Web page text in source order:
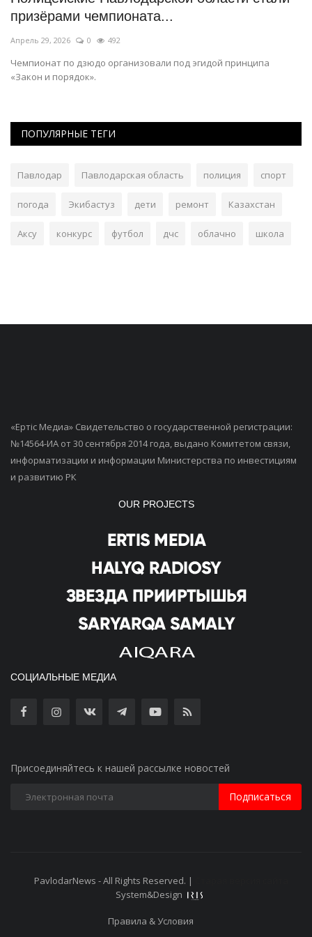
призёрами чемпионата...
Апрель 29, 2026 0 492
Чемпионат по дзюдо организовали под эгидой принципа
«Закон и порядок».
ПОПУЛЯРНЫЕ ТЕГИ
Павлодар Павлодарская область полиция спорт
погода Экибастуз дети ремонт Казахстан
Аксу конкурс футбол дчс облачно школа
«Ертiс Медиа» Свидетельство о государственной регистрации:
№14564-ИА от 30 сентября 2014 года, выдано Комитетом связи,
информатизации и информации Министерства по инвестициям
и развитию РК
OUR PROJECTS
СОЦИАЛЬНЫЕ МЕДИА
Присоединяйтесь к нашей рассылке новостей
Подписаться
PavlodarNews - All Rights Reserved. |
System&Design
Правила & Условия